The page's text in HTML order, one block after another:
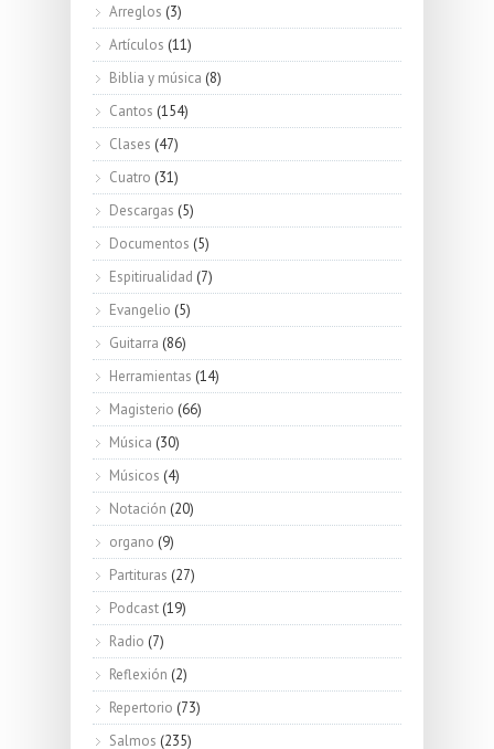
Arreglos (3)
Artículos (11)
Biblia y música (8)
Cantos (154)
Clases (47)
Cuatro (31)
Descargas (5)
Documentos (5)
Espitirualidad (7)
Evangelio (5)
Guitarra (86)
Herramientas (14)
Magisterio (66)
Música (30)
Músicos (4)
Notación (20)
organo (9)
Partituras (27)
Podcast (19)
Radio (7)
Reflexión (2)
Repertorio (73)
Salmos (235)